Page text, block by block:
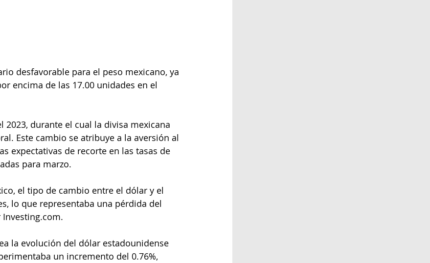
desfavorable para el peso mexicano, ya
encima de las 17.00 unidades en el
durante el cual la divisa mexicana
Este cambio se atribuye a la aversión al
expectativas de recorte en las tasas de
para marzo.
el tipo de cambio entre el dólar y el
lo que representaba una pérdida del
la evolución del dólar estadounidense
un incremento del 0.76%,